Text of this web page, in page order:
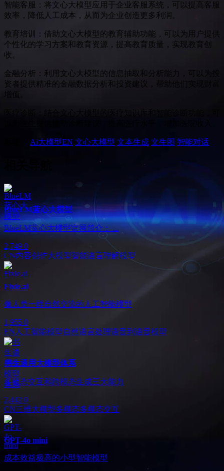
智能客服：将文心大模型应用于企业客服系统，可以提高客服
效率，降低人工成本，从而为企业创造更多利润。
教育培训：借助文心大模型的教育辅助功能，可以为用户提供
个性化的学习方案和教育资源，提高教育质量，实现教育创
收。
金融分析：利用文心大模型的信息抽取和分析能力，可以为投
资者提供精准的金融数据分析和投资建议，帮助他们实现财富
增值。
Ai大模型EN 文心大模型 文本生成 文生图 智能对话
BlueLM蓝心大模型
BlueLM蓝心大模型官网简介： ...
2,749 0
CN内容创作大模型智能语言理解模型
Fixie.ai
像人类一样自然交流的人工智能模型
1,955 0
EN 人工智能模型自然语言处理语音到语音模型
书生通用大模型体系
多模态交互和跨模态生成三大能力
2,442 0
CN三维大模型多模态多模态交互
GPT-4o mini
成本效益极高的小型智能模型